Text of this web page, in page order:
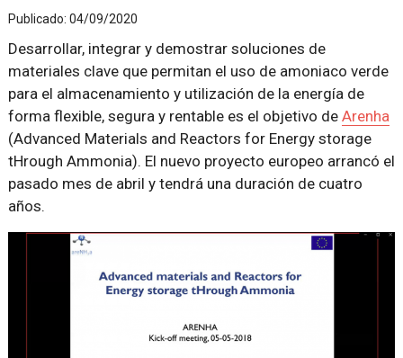
Publicado: 04/09/2020
Desarrollar, integrar y demostrar soluciones de
materiales clave que permitan el uso de amoniaco verde
para el almacenamiento y utilización de la energía de
forma flexible, segura y rentable es el objetivo de Arenha
(Advanced Materials and Reactors for Energy storage
tHrough Ammonia). El nuevo proyecto europeo arrancó el
pasado mes de abril y tendrá una duración de cuatro
años.